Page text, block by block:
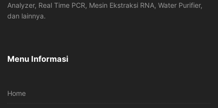
Analyzer, Real Time PCR, Mesin Ekstraksi RNA, Water Purifier,
dan lainnya.
Menu Informasi
Home